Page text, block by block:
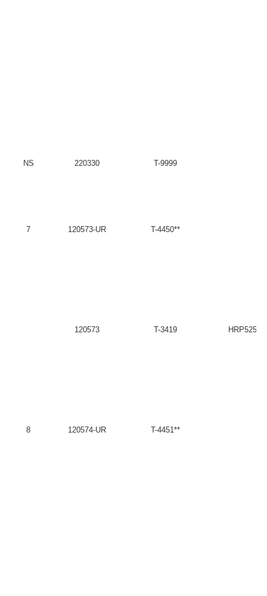
NS 220330 T-9999
7 120573-UR T-4450**
120573 T-3419 HRP52575
8 120574-UR T-4451**